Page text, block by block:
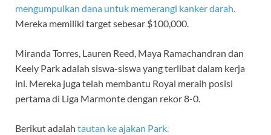
mengumpulkan dana untuk memerangi kanker darah.
Mereka memiliki target sebesar $100,000.
Miranda Torres, Lauren Reed, Maya Ramachandran dan
Keely Park adalah siswa-siswa yang terlibat dalam kerja
ini. Mereka juga telah membantu Royal meraih posisi
pertama di Liga Marmonte dengan rekor 8-0.
Berikut adalah tautan ke ajakan Park.